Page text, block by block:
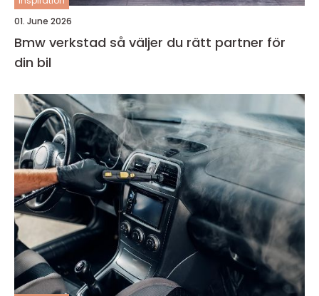
01. June 2026
Bmw verkstad så väljer du rätt partner för
din bil